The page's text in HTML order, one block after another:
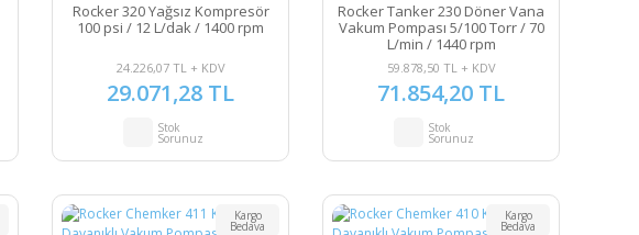
Rocker 320 Yağsız Kompresör
100 psi / 12 L/dak / 1400 rpm
24.226,07 TL + KDV
29.071,28 TL
Stok
Sorunuz
Rocker Tanker 230 Döner Vana
Vakum Pompası 5/100 Torr / 70
L/min / 1440 rpm
59.878,50 TL + KDV
71.854,20 TL
Stok
Sorunuz
Kargo
Bedava
Kargo
Bedava